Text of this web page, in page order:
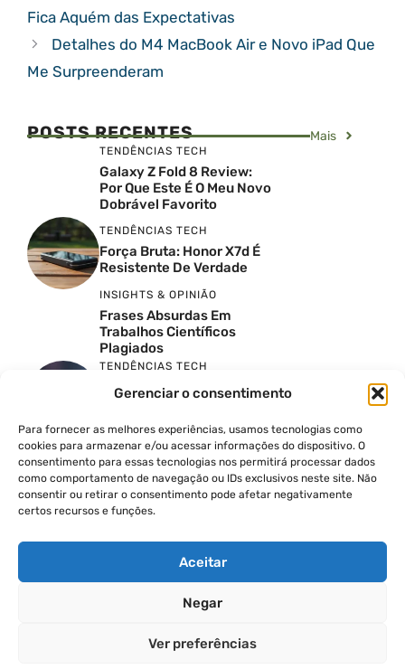
Gerenciar o consentimento
Para fornecer as melhores experiências, usamos tecnologias como
cookies para armazenar e/ou acessar informações do dispositivo. O
consentimento para essas tecnologias nos permitirá processar dados
como comportamento de navegação ou IDs exclusivos neste site. Não
consentir ou retirar o consentimento pode afetar negativamente
certos recursos e funções.
Aceitar
Negar
Ver preferências
Fica Aquém das Expectativas
Detalhes do M4 MacBook Air e Novo iPad Que
Me Surpreenderam
POSTS RECENTES Mais
TENDÊNCIAS TECH
Galaxy Z Fold 8 Review:
Por Que Este É O Meu Novo
Dobrável Favorito
TENDÊNCIAS TECH
Força Bruta: Honor X7d É
Resistente De Verdade
INSIGHTS & OPINIÃO
Frases Absurdas Em
Trabalhos Científicos
Plagiados
TENDÊNCIAS TECH
Google Just Spoiled The
Pixel 11: Here Is Everything
TENDÊNCIAS TECH
A Verdade Sobre O 5G
Ilimitado
TENDÊNCIAS TECH
Montando O PC Gamer
Tower 300 Bubble Pink
POLÍTICA DE PRIVACIDADE